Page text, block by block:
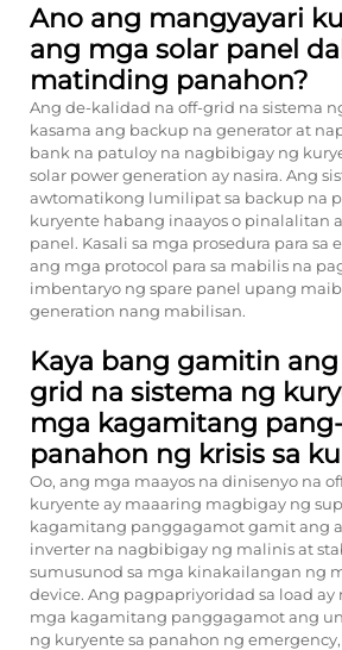
Ano ang mangyayari
ang mga solar panel
matinding panahon?
Ang de-kalidad na off-grid na sistema
kasama ang backup na generator at
bank na patuloy na nagbibigay ng
solar power generation ay nasira. Ang
awtomatikong lumilipat sa backup na
kuryente habang inaayos o pinalalitan
panel. Kasali sa mga prosedura para sa
ang mga protocol para sa mabilis na
imbentaryo ng spare panel upang
generation nang mabilisan.
Kaya bang gamitin
grid na sistema ng
mga kagamitang
panahon ng krisis sa
Oo, ang mga maayos na dinisenyo na
kuryente ay maaaring magbigay ng
kagamitang panggagamot gamit ang
inverter na nagbibigay ng malinis at
sumusunod sa mga kinakailangan ng
device. Ang pagpapriyoridad sa load
mga kagamitang panggagamot ang
ng kuryente sa panahon ng